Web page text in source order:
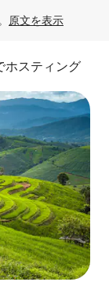
原文を表示
スティング